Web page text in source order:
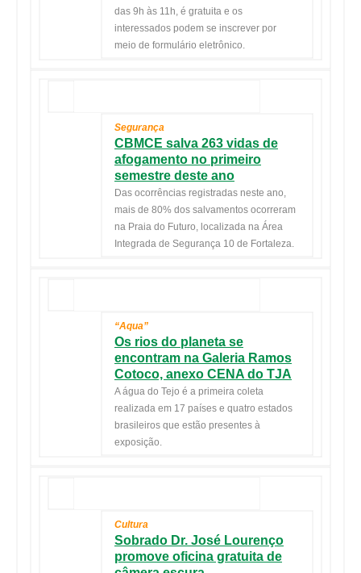
das 9h às 11h, é gratuita e os
interessados podem se inscrever por
meio de formulário eletrônico.
Segurança
CBMCE salva 263 vidas de
afogamento no primeiro
semestre deste ano
Das ocorrências registradas neste ano,
mais de 80% dos salvamentos ocorreram
na Praia do Futuro, localizada na Área
Integrada de Segurança 10 de Fortaleza.
“Aqua”
Os rios do planeta se
encontram na Galeria Ramos
Cotoco, anexo CENA do TJA
A água do Tejo é a primeira coleta
realizada em 17 países e quatro estados
brasileiros que estão presentes à
exposição.
Cultura
Sobrado Dr. José Lourenço
promove oficina gratuita de